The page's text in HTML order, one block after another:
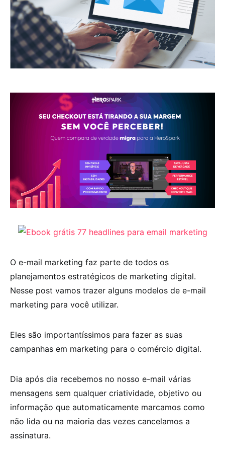
O e-mail marketing faz parte de todos os
planejamentos estratégicos de marketing digital.
Nesse post vamos trazer alguns modelos de e-mail
marketing para você utilizar.
Eles são importantíssimos para fazer as suas
campanhas em marketing para o comércio digital.
Dia após dia recebemos no nosso e-mail várias
mensagens sem qualquer criatividade, objetivo ou
informação que automaticamente marcamos como
não lida ou na maioria das vezes cancelamos a
assinatura.